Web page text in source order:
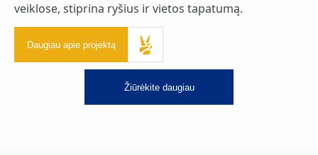
veiklose, stiprina ryšius ir vietos tapatumą.
Daugiau apie projektą
Žiūrėkite daugiau